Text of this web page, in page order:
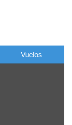
Vuelos